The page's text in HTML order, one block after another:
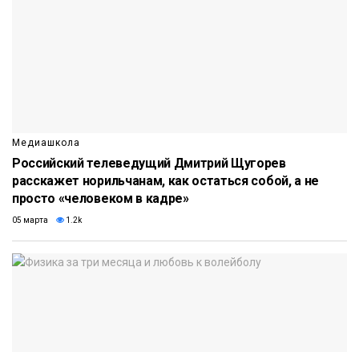
Медиашкола
Российский телеведущий Дмитрий Щугорев
расскажет норильчанам, как остаться собой, а не
просто «человеком в кадре»
05 марта 1.2k